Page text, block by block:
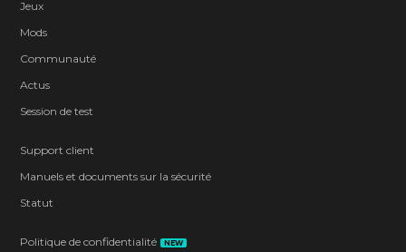
Jeux
Mods
Communauté
Actus
Session de test
Support client
Manuels et documents sur la sécurité
Statut
Politique de confidentialité NEW